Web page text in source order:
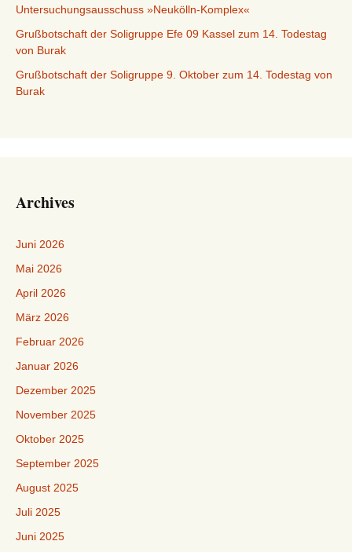
Untersuchungsausschuss »Neukölln-Komplex«
Grußbotschaft der Soligruppe Efe 09 Kassel zum 14. Todestag
von Burak
Grußbotschaft der Soligruppe 9. Oktober zum 14. Todestag von
Burak
Archives
Juni 2026
Mai 2026
April 2026
März 2026
Februar 2026
Januar 2026
Dezember 2025
November 2025
Oktober 2025
September 2025
August 2025
Juli 2025
Juni 2025